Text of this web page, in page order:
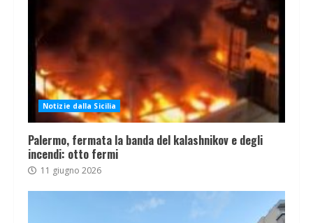
Notizie dalla Sicilia
Palermo, fermata la banda del kalashnikov e degli
incendi: otto fermi
11 giugno 2026